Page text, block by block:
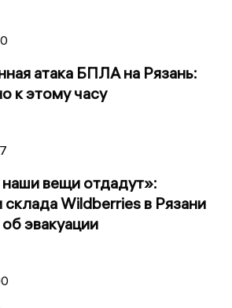
атака БПЛА на Рязань:
к этому часу
вещи отдадут»:
склада Wildberries в Рязани
эвакуации